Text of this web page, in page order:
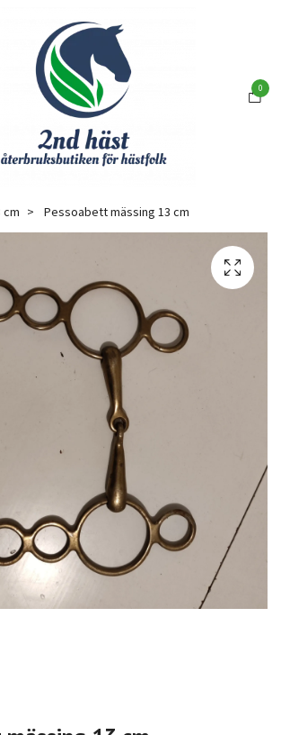
0
cm Pessoabett mässing 13 cm